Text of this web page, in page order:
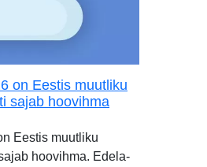
on Eestis muutliku
sajab hoovihma
Eestis muutliku
hoovihma. Edela-